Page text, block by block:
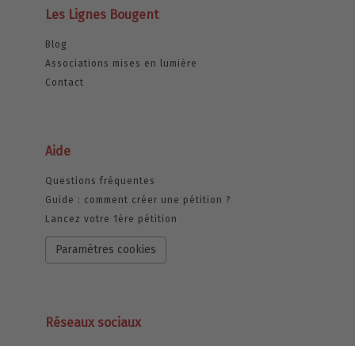
Les Lignes Bougent
Blog
Associations mises en lumière
Contact
Aide
Questions fréquentes
Guide : comment créer une pétition ?
Lancez votre 1ère pétition
Paramètres cookies
Réseaux sociaux